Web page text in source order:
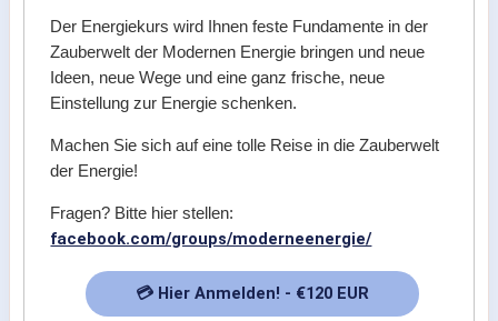
Der Energiekurs wird Ihnen feste Fundamente in der
Zauberwelt der Modernen Energie bringen und neue
Ideen, neue Wege und eine ganz frische, neue
Einstellung zur Energie schenken.
Machen Sie sich auf eine tolle Reise in die Zauberwelt
der Energie!
Fragen? Bitte hier stellen:
facebook.com/groups/moderneenergie/
💳 Hier Anmelden! - €120 EUR